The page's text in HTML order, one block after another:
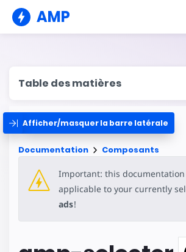
AMP
Table des matières
Afficher/masquer la barre latérale
Documentation Composants
Important: this
applicable to your currently
ads!